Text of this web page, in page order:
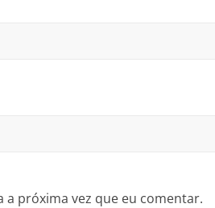
a próxima vez que eu comentar.